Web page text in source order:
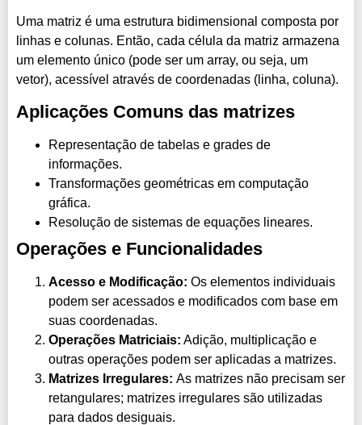
Uma matriz é uma estrutura bidimensional composta por
linhas e colunas. Então, cada célula da matriz armazena
um elemento único (pode ser um array, ou seja, um
vetor), acessível através de coordenadas (linha, coluna).
Aplicações Comuns das matrizes
Representação de tabelas e grades de
informações.
Transformações geométricas em computação
gráfica.
Resolução de sistemas de equações lineares.
Operações e Funcionalidades
Acesso e Modificação: Os elementos individuais
podem ser acessados e modificados com base em
suas coordenadas.
Operações Matriciais: Adição, multiplicação e
outras operações podem ser aplicadas a matrizes.
Matrizes Irregulares: As matrizes não precisam ser
retangulares; matrizes irregulares são utilizadas
para dados desiguais.